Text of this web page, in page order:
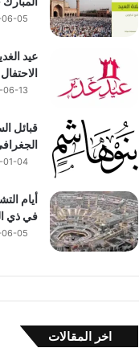
05
عيد
الاحتفال
06-13
قبائل
01-04
أيام
في ذي
05
اخر المقالات